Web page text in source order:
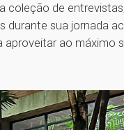
coleção de
durante sua jornada
ao máximo